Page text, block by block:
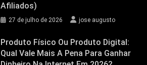
Afiliados)
27 de julho de 2026 jose augusto
Produto Físico Ou Produto Digital:
Qual Vale Mais A Pena Para Ganhar